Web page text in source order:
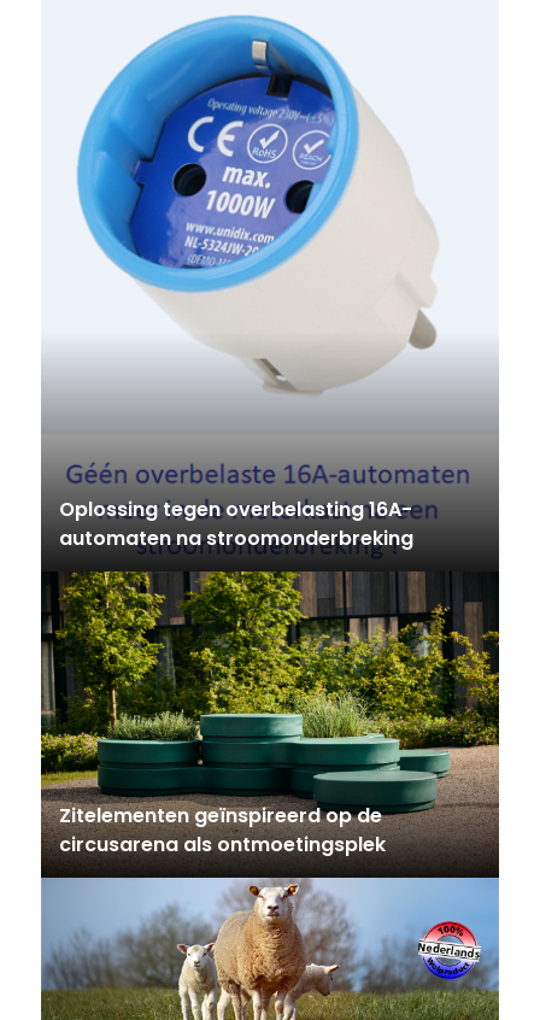
Oplossing tegen overbelasting 16A-
automaten na stroomonderbreking
Zitelementen geïnspireerd op de
circusarena als ontmoetingsplek